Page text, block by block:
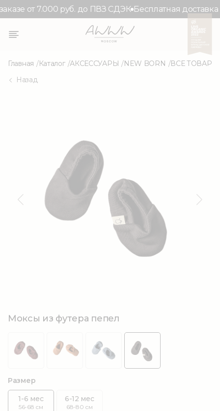
от 7.000 руб. до ПВЗ СДЭК Бесплатная
Главная Каталог АКСЕССУАРЫ NEW BORN
ВСЕ ТОВАРЫ
Назад
Моксы из футера пепел
Размер
1-6 мес
56-68 см
6-12 мес
68-80 см